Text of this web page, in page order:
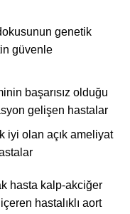
genetik
güvenle
başarısız olduğu
gelişen hastalar
iyi olan açık ameliyat
hasta kalp-akciğer
hastalıklı aort